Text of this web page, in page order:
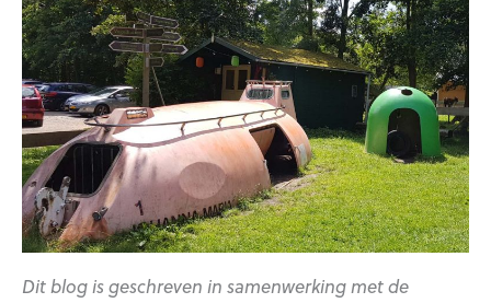
Dit blog is geschreven in samenwerking met de